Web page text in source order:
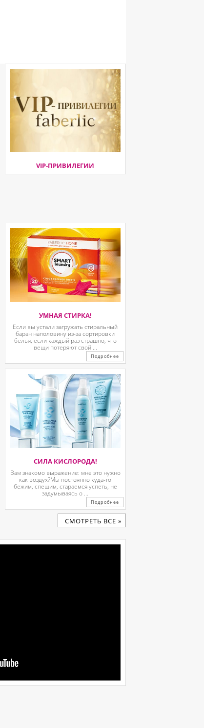
VIP-ПРИВИЛЕГИИ
УМНАЯ СТИРКА!
Если вы устали загружать стиральный
баран наполовину из-за сортировки
белья, если каждый раз страшно, что
вещи потеряют свой ...
Подробнее
СИЛА КИСЛОРОДА!
Вам знакомо выражение: мне это нужно
как воздух?Мы постоянно куда-то
бежим, спешим, стараемся успеть, не
задумываясь о ...
Подробнее
CМОТРЕТЬ ВСЕ »